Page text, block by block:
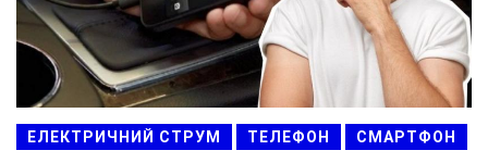
ЕЛЕКТРИЧНИЙ СТРУМ ТЕЛЕФОН СМАРТФОН